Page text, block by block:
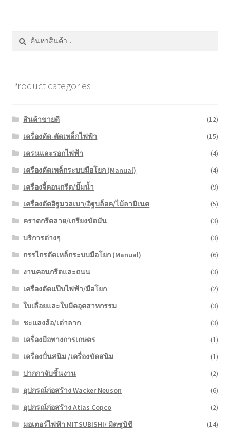
ค้นหา:
ค้นหา
Product categories
สินค้าขายดี
(12)
เครื่องดัด-ตัดเหล็กไฟฟ้า
(15)
เครนและรอกไฟฟ้า
(4)
เครืองดัดเหล็กระบบมือโยก (Manual)
(4)
เครื่องจี้คอนกรีต/ปั๊มน้ำ
(9)
เครื่องตัดอิฐมวลเบา/อิฐบล็อค/ไม้ลามิเนต
(5)
คราดกรีดลาย/เกรียงขัดมัน
(3)
บริการต่างๆ
(3)
กรรไกรตัดเหล็กระบบมือโยก (Manual)
(6)
งานคอนกรีตและถนน
(3)
เครื่องดัดแป๊บไฟฟ้า/มือโยก
(2)
ใบเลื่อยและใบมีดอุตสาหกรรม
(3)
ชะแลงล้อ/เต่าลาก
(3)
เครื่องมือทางการเกษตร
(1)
เครื่องปั่นสนิม /เครื่องขัดสนิม
(1)
ปากกาจับชิ้นงาน
(2)
อุปกรณ์ก่อสร้าง Wacker Neuson
(6)
อุปกรณ์ก่อสร้าง Atlas Copco
(2)
มอเตอร์ไฟฟ้า MITSUBISHI/ มิตซูบิชี
(14)